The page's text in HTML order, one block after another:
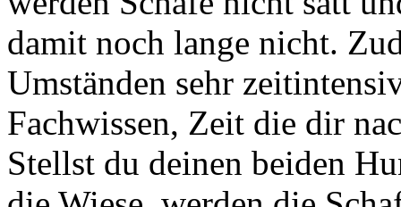
damit noch lange nicht.
Umständen sehr
Fachwissen, Zeit die dir
Stellst du deinen beiden